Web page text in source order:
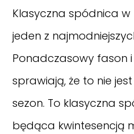
Klasyczna spódnica
jeden z
Ponadczasowy fason
sprawiają, że to nie
sezon. To klasyczna
będąca kwintesencją